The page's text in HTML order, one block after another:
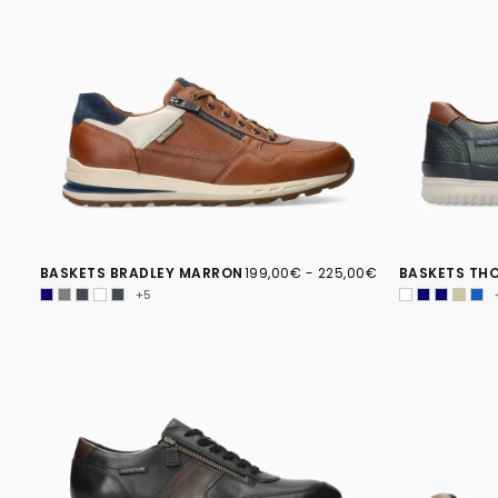
BASKETS BRADLEY MARRON199,00€
PRIX
199,00€ - PRIX
225,00€
+5
BASKETS